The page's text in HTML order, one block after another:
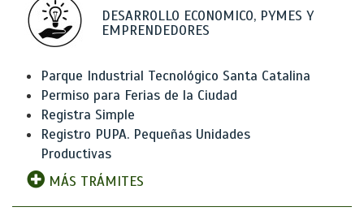
DESARROLLO ECONOMICO, PYMES Y
EMPRENDEDORES
Parque Industrial Tecnológico Santa Catalina
Permiso para Ferias de la Ciudad
Registra Simple
Registro PUPA. Pequeñas Unidades
Productivas
MÁS TRÁMITES